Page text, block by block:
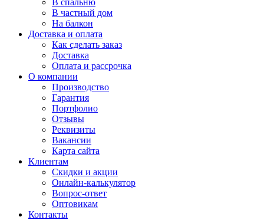
В спальню
В частный дом
На балкон
Доставка и оплата
Как сделать заказ
Доставка
Оплата и рассрочка
О компании
Производство
Гарантия
Портфолио
Отзывы
Реквизиты
Вакансии
Карта сайта
Клиентам
Скидки и акции
Онлайн-калькулятор
Вопрос-ответ
Оптовикам
Контакты